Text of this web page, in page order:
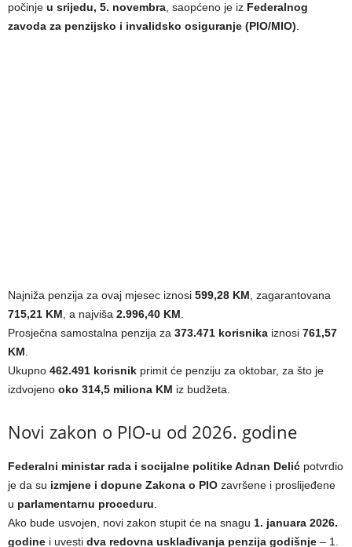
počinje u srijedu, 5. novembra, saopćeno je iz Federalnog
zavoda za penzijsko i invalidsko osiguranje (PIO/MIO).
Najniža penzija za ovaj mjesec iznosi 599,28 KM, zagarantovana
715,21 KM, a najviša 2.996,40 KM.
Prosječna samostalna penzija za 373.471 korisnika iznosi 761,57
KM.
Ukupno 462.491 korisnik primit će penziju za oktobar, za što je
izdvojeno oko 314,5 miliona KM iz budžeta.
Novi zakon o PIO-u od 2026. godine
Federalni ministar rada i socijalne politike Adnan Delić potvrdio
je da su izmjene i dopune Zakona o PIO završene i proslijeđene
u parlamentarnu proceduru.
Ako bude usvojen, novi zakon stupit će na snagu 1. januara 2026.
godine i uvesti dva redovna usklađivanja penzija godišnje – 1.